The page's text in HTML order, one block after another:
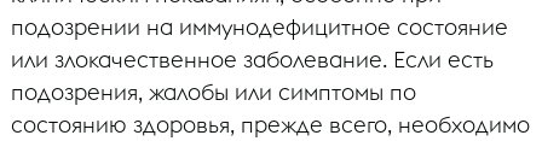
подозрении на иммунодефицитное состояние
или злокачественное заболевание. Если есть
подозрения, жалобы или симптомы по
состоянию здоровья, прежде всего, необходимо